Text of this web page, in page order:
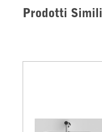
Prodotti Simili